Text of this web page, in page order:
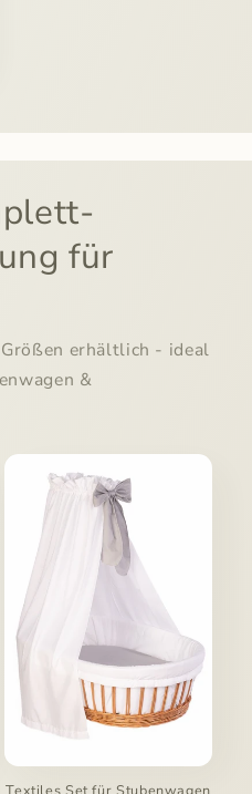
für
erhältlich - ideal
&
Textiles Set für Stubenwagen